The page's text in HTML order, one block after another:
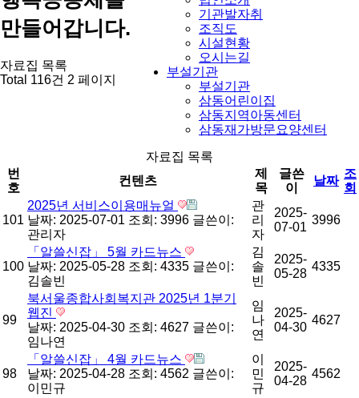
기관발자취
조직도
시설현황
오시는길
부설기관
부설기관
삼동어린이집
삼동지역아동센터
삼동재가방문요양센터
만들어갑니다.
자료집 목록
Total 116건 2 페이지
자료집 목록
번
호
컨텐츠
제
목
글쓴
이
날짜
조
회
101
2025년 서비스이용매뉴얼
날짜: 2025-07-01 조회: 3996 글쓴이:
관리자
관
리
자
2025-
07-01
3996
100
「알쓸신잡」 5월 카드뉴스
날짜: 2025-05-28 조회: 4335 글쓴이:
김솔빈
김
솔
빈
2025-
05-28
4335
99
북서울종합사회복지관 2025년 1분기
웹진
날짜: 2025-04-30 조회: 4627 글쓴이:
임나연
임
나
연
2025-
04-30
4627
98
「알쓸신잡」 4월 카드뉴스
날짜: 2025-04-28 조회: 4562 글쓴이:
이민규
이
민
규
2025-
04-28
4562